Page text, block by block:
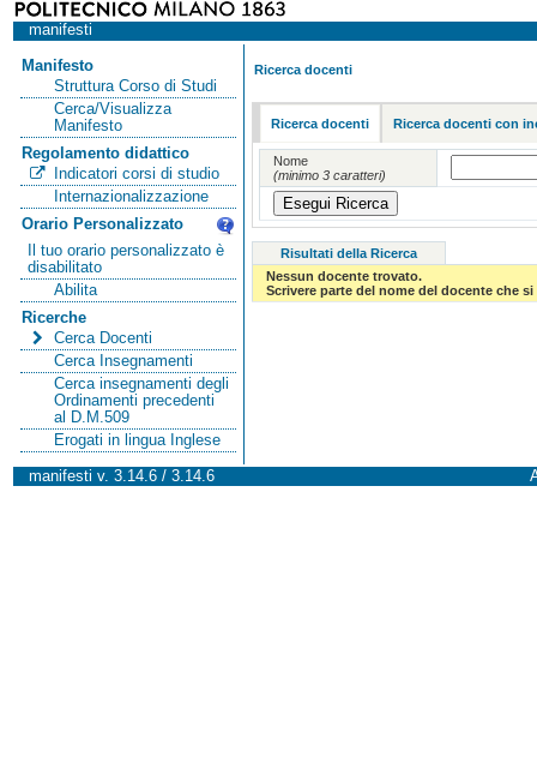
manifesti
Manifesto
Struttura Corso di Studi
Cerca/Visualizza
Manifesto
Regolamento didattico
Indicatori corsi di studio
Internazionalizzazione
Orario Personalizzato
Il tuo orario personalizzato è
disabilitato
Abilita
Ricerche
Cerca Docenti
Cerca Insegnamenti
Cerca insegnamenti degli
Ordinamenti precedenti
al D.M.509
Erogati in lingua Inglese
Ricerca docenti
Ricerca docenti Ricerca docenti con
Nome
(minimo 3 caratteri)
Risultati della Ricerca
Nessun docente trovato.
Scrivere parte del nome del docente che
manifesti v. 3.14.6 / 3.14.6